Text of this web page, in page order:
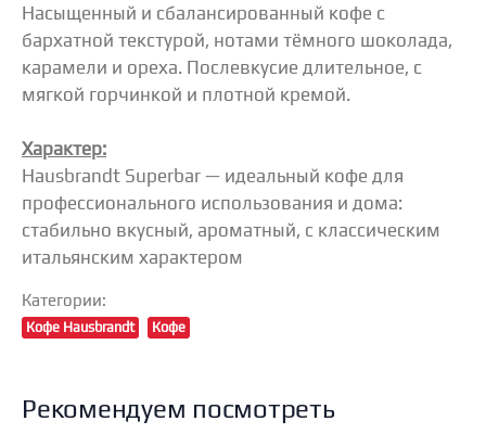
Насыщенный и сбалансированный кофе с
бархатной текстурой, нотами тёмного шоколада,
карамели и ореха. Послевкусие длительное, с
мягкой горчинкой и плотной кремой.
Характер:
Hausbrandt Superbar — идеальный кофе для
профессионального использования и дома:
стабильно вкусный, ароматный, с классическим
итальянским характером
Категории:
Кофе Hausbrandt Кофе
Рекомендуем посмотреть